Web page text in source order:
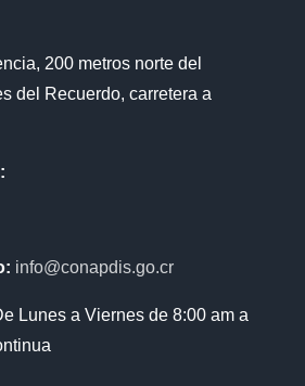
200 metros norte del
del Recuerdo, carretera a
info@conapdis.go.cr
Lunes a Viernes de 8:00 am a